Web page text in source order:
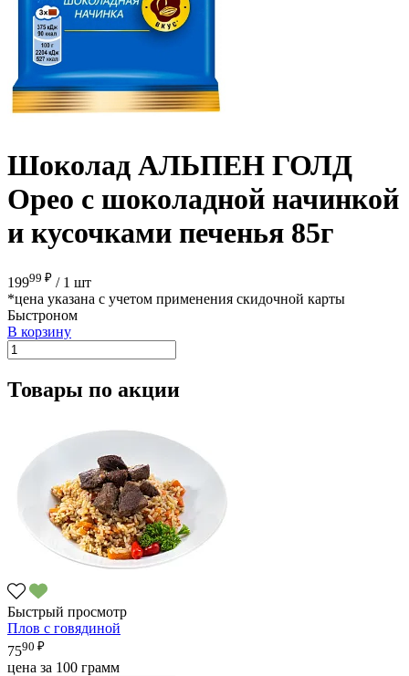
Шоколад АЛЬПЕН ГОЛД
Орео с шоколадной начинкой
и кусочками печенья 85г
19999 ₽ / 1 шт
*цена указана с учетом применения скидочной карты
Быстроном
В корзину
Товары по акции
Быстрый просмотр
Плов с говядиной
7590 ₽
цена за 100 грамм